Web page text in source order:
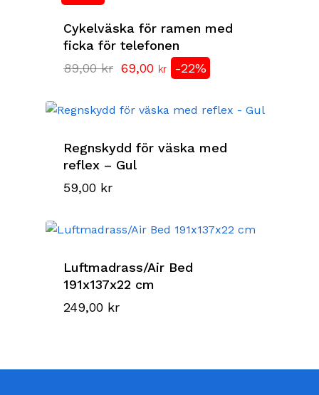
Cykelväska för ramen med
ficka för telefonen
89,00kr Det
ursprungliga
var:
69,00 krDet
nuvarande
är:
-22%
Regnskydd för väska med
reflex – Gul
59,00 kr
Luftmadrass/Air Bed
191x137x22 cm
249,00 kr